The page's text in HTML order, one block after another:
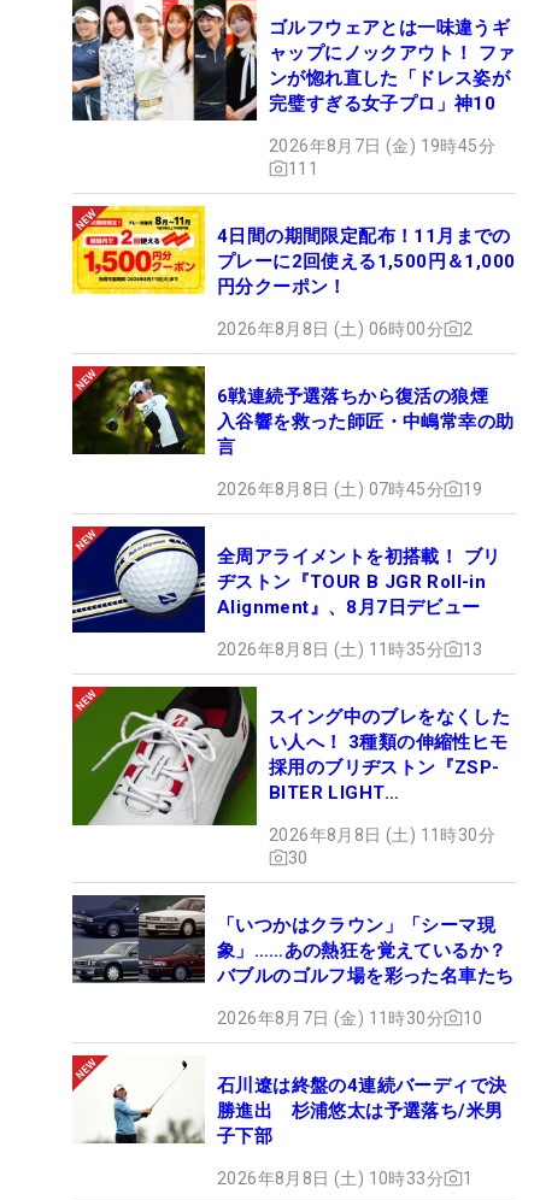
ゴルフウェアとは一味違うギ
ャップにノックアウト！ ファ
ンが惚れ直した「ドレス姿が
完璧すぎる女子プロ」神10
2026年8月7日 (金) 19時45分
111
4日間の期間限定配布！11月までの
プレーに2回使える1,500円＆1,000
円分クーポン！
2026年8月8日 (土) 06時00分 2
6戦連続予選落ちから復活の狼煙
入谷響を救った師匠・中嶋常幸の助
言
2026年8月8日 (土) 07時45分 19
全周アライメントを初搭載！ ブリ
ヂストン『TOUR B JGR Roll-in
Alignment』、8月7日デビュー
2026年8月8日 (土) 11時35分 13
スイング中のブレをなくした
い人へ！ 3種類の伸縮性ヒモ
採用のブリヂストン『ZSP-
BITER LIGHT
ュー
2026年8月8日 (土) 11時30分
30
「いつかはクラウン」「シーマ現
象」……あの熱狂を覚えているか？
バブルのゴルフ場を彩った名車たち
2026年8月7日 (金) 11時30分 10
石川遼は終盤の4連続バーディで決
勝進出 杉浦悠太は予選落ち/米男
子下部
2026年8月8日 (土) 10時33分 1